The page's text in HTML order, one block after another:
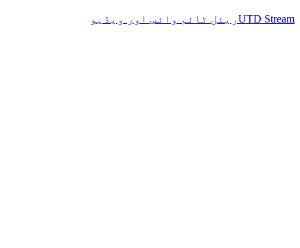
UTD Streamریئل ٹائم وائس اور ویڈیو